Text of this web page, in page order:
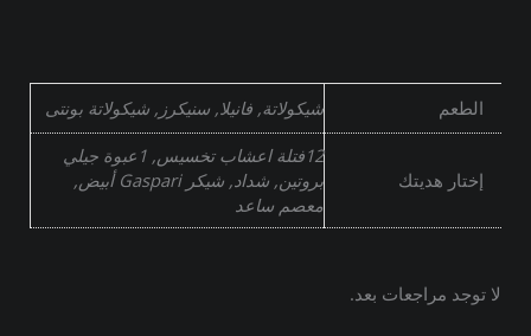
الطعم شيكولاتة, فانيلا, سنيكرز, شيكولاتة بونتى
إختار هديتك
12فتلة اعشاب تخسيس, 1عبوة جيلي
بروتين, شداد, شيكر Gaspari أبيض,
معصم ساعد
لا توجد مراجعات بعد.